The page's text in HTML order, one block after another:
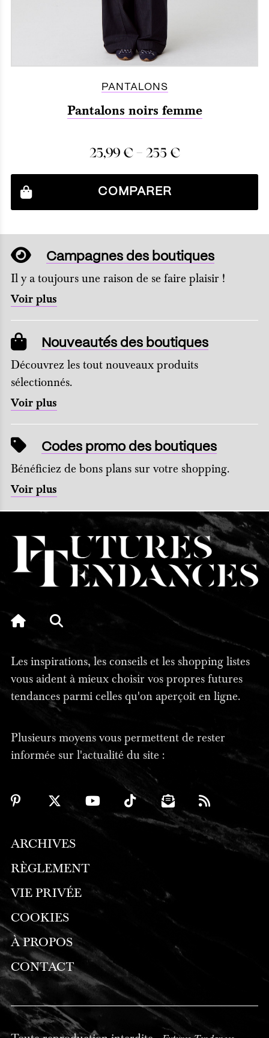
PANTALONS
Pantalons noirs femme
25,99€– 255€
COMPARER
Campagnes des boutiques
Il y a toujours une raison de se faire plaisir !
Voir plus
Nouveautés des boutiques
Découvrez les tout nouveaux produits
sélectionnés.
Voir plus
Codes promo des boutiques
Bénéficiez de bons plans sur votre shopping.
Voir plus
Les inspirations, les conseils et les shopping listes
vous aident à mieux choisir vos propres futures
tendances parmi celles qu'on aperçoit en ligne.
Plusieurs moyens vous permettent de rester
informée sur l'actualité du site :
ARCHIVES
RÈGLEMENT
VIE PRIVÉE
COOKIES
À PROPOS
CONTACT